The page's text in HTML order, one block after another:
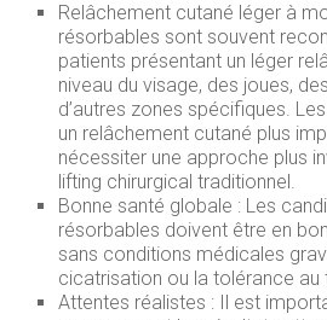
Relâchement cutané léger à
résorbables sont souvent
patients présentant un léger
niveau du visage, des joues,
d’autres zones spécifiques.
un relâchement cutané plus
nécessiter une approche plus
lifting chirurgical traditionnel.
Bonne santé globale : Les
résorbables doivent être en
sans conditions médicales
cicatrisation ou la tolérance au
Attentes réalistes : Il est